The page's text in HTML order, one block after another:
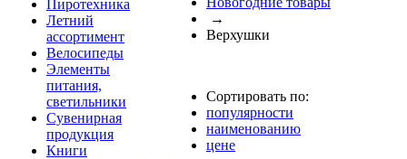
Пиротехника
Летний
ассортимент
Велосипеды
Элементы
питания,
светильники
Сувенирная
продукция
Книги
→
Верхушки
Сортировать по:
популярности
наименованию
цене